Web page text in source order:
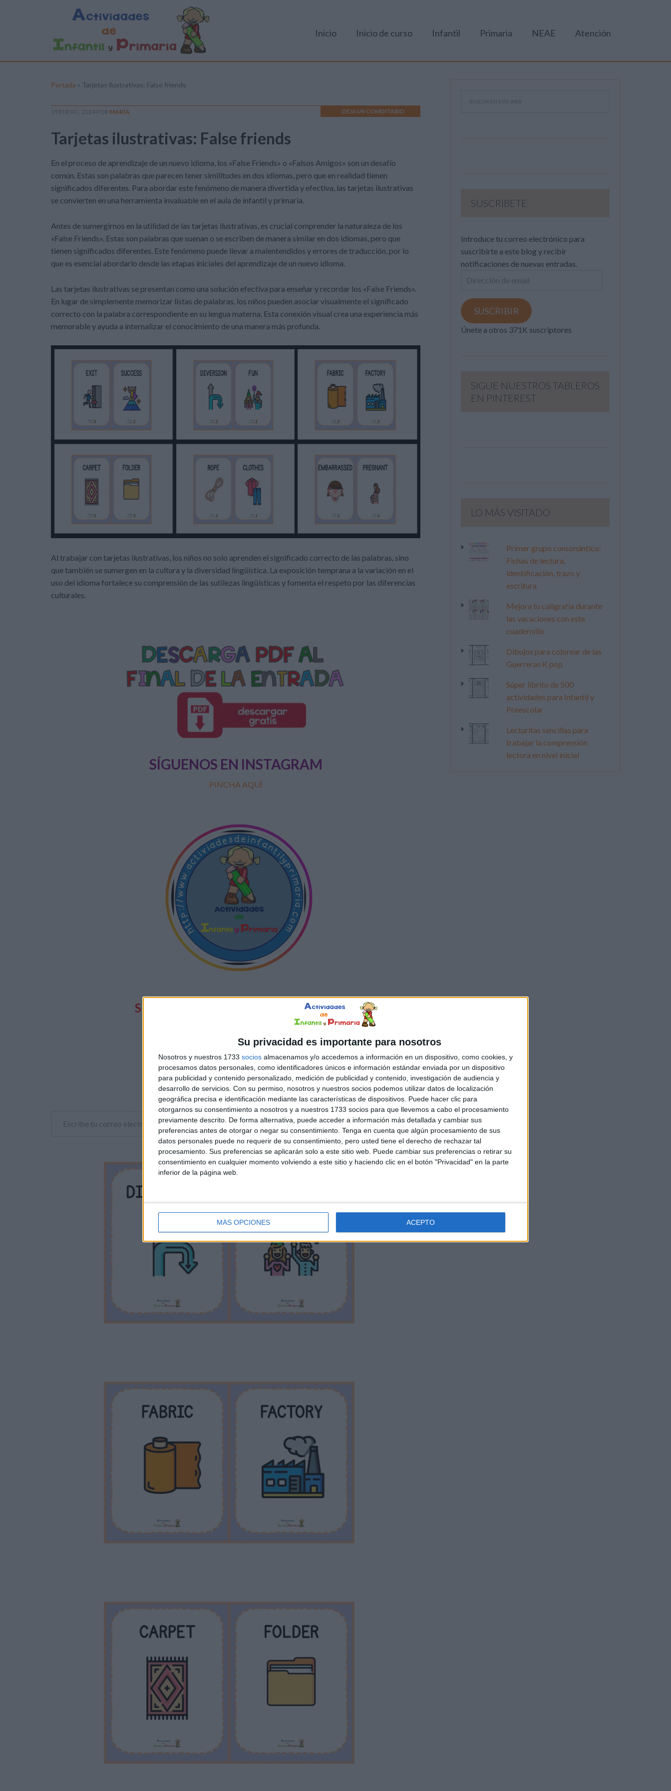
Su privacidad es importante para nosotros
Nosotros y nuestros 1733 socios almacenamos y/o accedemos a información en un dispositivo, como cookies, y
procesamos datos personales, como identificadores únicos e información estándar enviada por un dispositivo
para publicidad y contenido personalizado, medición de publicidad y contenido, investigación de audiencia y
desarrollo de servicios. Con su permiso, nosotros y nuestros socios podemos utilizar datos de localización
geográfica precisa e identificación mediante las características de dispositivos. Puede hacer clic para
otorgarnos su consentimiento a nosotros y a nuestros 1733 socios para que llevemos a cabo el procesamiento
previamente descrito. De forma alternativa, puede acceder a información más detallada y cambiar sus
preferencias antes de otorgar o negar su consentimiento. Tenga en cuenta que algún procesamiento de sus
datos personales puede no requerir de su consentimiento, pero usted tiene el derecho de rechazar tal
procesamiento. Sus preferencias se aplicarán solo a este sitio web. Puede cambiar sus preferencias o retirar su
consentimiento en cualquier momento volviendo a este sitio y haciendo clic en el botón "Privacidad" en la parte
inferior de la página web.
MÁS OPCIONES ACEPTO
Inicio Inicio de curso Infantil Primaria NEAE Atención
Portada » Tarjetas ilustrativas: False friends
19 ENERO, 2024 POR MARÍA DEJA UN COMENTARIO
Tarjetas ilustrativas: False friends
En el proceso de aprendizaje de un nuevo idioma, los «False Friends» o «Falsos Amigos» son un desafío
común. Estas son palabras que parecen tener similitudes en dos idiomas, pero que en realidad tienen
significados diferentes. Para abordar este fenómeno de manera divertida y efectiva, las tarjetas ilustrativas
se convierten en una herramienta invaluable en el aula de infantil y primaria.
Antes de sumergirnos en la utilidad de las tarjetas ilustrativas, es crucial comprender la naturaleza de los
«False Friends». Estas son palabras que suenan o se escriben de manera similar en dos idiomas, pero que
tienen significados diferentes. Este fenómeno puede llevar a malentendidos y errores de traducción, por lo
que es esencial abordarlo desde las etapas iniciales del aprendizaje de un nuevo idioma.
Las tarjetas ilustrativas se presentan como una solución efectiva para enseñar y recordar los «False Friends».
En lugar de simplemente memorizar listas de palabras, los niños pueden asociar visualmente el significado
correcto con la palabra correspondiente en su lengua materna. Esta conexión visual crea una experiencia más
memorable y ayuda a internalizar el conocimiento de una manera más profunda.
Al trabajar con tarjetas ilustrativas, los niños no solo aprenden el significado correcto de las palabras, sino
que también se sumergen en la cultura y la diversidad lingüística. La exposición temprana a la variación en el
uso del idioma fortalece su comprensión de las sutilezas lingüísticas y fomenta el respeto por las diferencias
culturales.
SÍGUENOS EN INSTAGRAM
PINCHA AQUÍ
SUSCRIBETE TOTALMENTE GRATIS
TODAS NUESTRASNOVEDADES
SUSCRIBIRSE
SUSCRIBETE
Introduce tu correo electrónico para
suscribirte a este blog y recibir
notificaciones de nuevas entradas.
Dirección
email
SUSCRIBIR
Únete a otros 371K suscriptores
SIGUE NUESTROS TABLEROS
EN PINTEREST
LO MÁS VISITADO
Primer grupo consonántico:
Fichas de lectura,
identificación, trazo y
escritura
Mejora tu caligrafía durante
las vacaciones con este
cuadernillo
Dibujos para colorear de las
Guerreras K pop
Súper librito de 500
actividades para Infantil y
Preescolar
Lecturitas sencillas para
trabajar la comprensión
lectora en nivel inicial